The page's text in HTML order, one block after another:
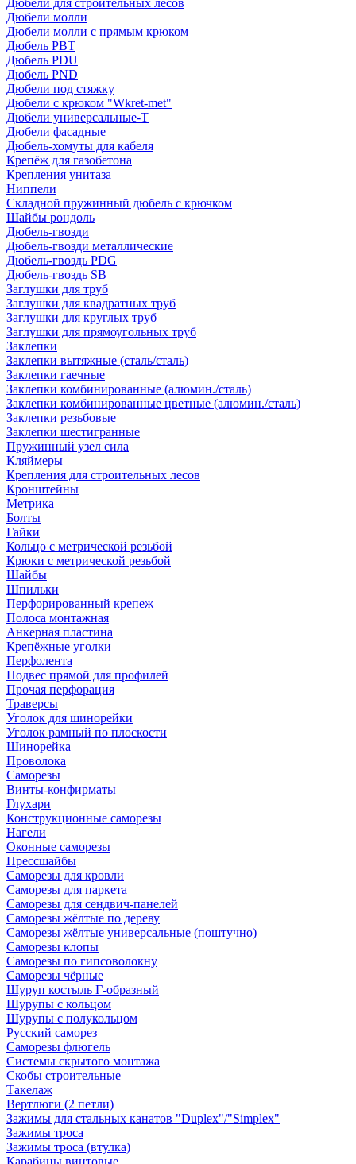
Дюбели для строительных лесов
Дюбели молли
Дюбели молли с прямым крюком
Дюбель PBT
Дюбель PDU
Дюбель PND
Дюбели под стяжку
Дюбели с крюком "Wkret-met"
Дюбели универсальные-Т
Дюбели фасадные
Дюбель-хомуты для кабеля
Крепёж для газобетона
Крепления унитаза
Ниппели
Складной пружинный дюбель с крючком
Шайбы рондоль
Дюбель-гвозди
Дюбель-гвозди металлические
Дюбель-гвоздь PDG
Дюбель-гвоздь SB
Заглушки для труб
Заглушки для квадратных труб
Заглушки для круглых труб
Заглушки для прямоугольных труб
Заклепки
Заклепки вытяжные (сталь/сталь)
Заклепки гаечные
Заклепки комбинированные (алюмин./сталь)
Заклепки комбинированные цветные (алюмин./сталь)
Заклепки резьбовые
Заклепки шестигранные
Пружинный узел сила
Кляймеры
Крепления для строительных лесов
Кронштейны
Метрика
Болты
Гайки
Кольцо с метрической резьбой
Крюки с метрической резьбой
Шайбы
Шпильки
Перфорированный крепеж
Полоса монтажная
Анкерная пластина
Крепёжные уголки
Перфолента
Подвес прямой для профилей
Прочая перфорация
Траверсы
Уголок для шинорейки
Уголок рамный по плоскости
Шинорейка
Проволока
Саморезы
Винты-конфирматы
Глухари
Конструкционные саморезы
Нагели
Оконные саморезы
Прессшайбы
Саморезы для кровли
Саморезы для паркета
Саморезы для сендвич-панелей
Саморезы жёлтые по дереву
Саморезы жёлтые универсальные (поштучно)
Саморезы клопы
Саморезы по гипсоволокну
Саморезы чёрные
Шуруп костыль Г-образный
Шурупы с кольцом
Шурупы с полукольцом
Русский саморез
Саморезы флюгель
Системы скрытого монтажа
Скобы строительные
Такелаж
Вертлюги (2 петли)
Зажимы для стальных канатов "Duplex"/"Simplex"
Зажимы троса
Зажимы троса (втулка)
Карабины винтовые